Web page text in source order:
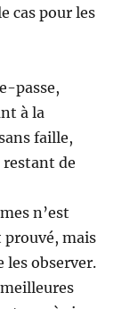
cas pour les
passe,
à la
faille,
restant de
n’est
mais
les observer.